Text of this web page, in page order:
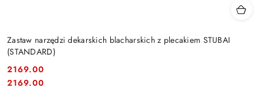
Zastaw narzędzi dekarskich blacharskich z plecakiem STUBAI
(STANDARD)
Cena:
2169.00
Cena:
2169.00